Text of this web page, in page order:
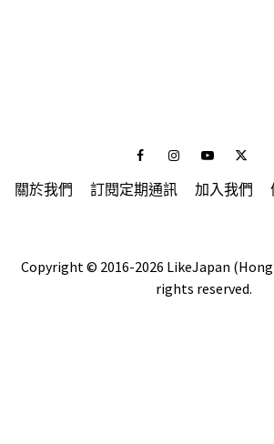
FacebookInstagramYoutubeTwitter
關於我們 訂閱定期通訊 加入我們
Copyright © 2016-2026 LikeJapan
rights reserved.